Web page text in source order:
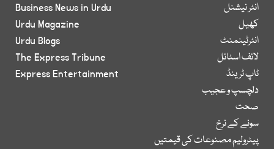
انٹر نیشنل
کھیل
انٹرٹینمنٹ
لائف اسٹائل
ٹاپ ٹرینڈ
دلچسپ و عجیب
صحت
سونے کے نرخ
پیٹرولیم مصنوعات کی قیمتیں
Business News in Urdu
Urdu Magazine
Urdu Blogs
The Express Tribune
Express Entertainment